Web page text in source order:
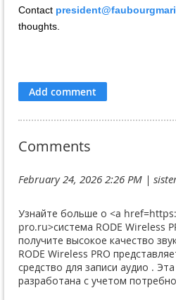
Contact
thoughts.
Comments
February 24, 2026 2:26 PM |
Узнайте больше о <a
pro.ru>система RODE Wireless
получите высокое качество
RODE Wireless PRO
средство для записи аудио .
разработана с учетом